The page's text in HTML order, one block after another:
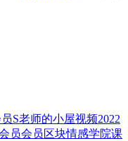
S老师的小屋视频2022
员会员区块情感学院课